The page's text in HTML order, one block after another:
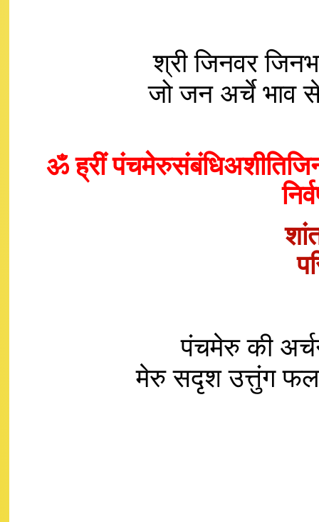
श्री जिनवर
जो जन अर्चे भाव
ॐ ह्रीं
पंचमेरु की
मेरु सदृश उत्तुंग